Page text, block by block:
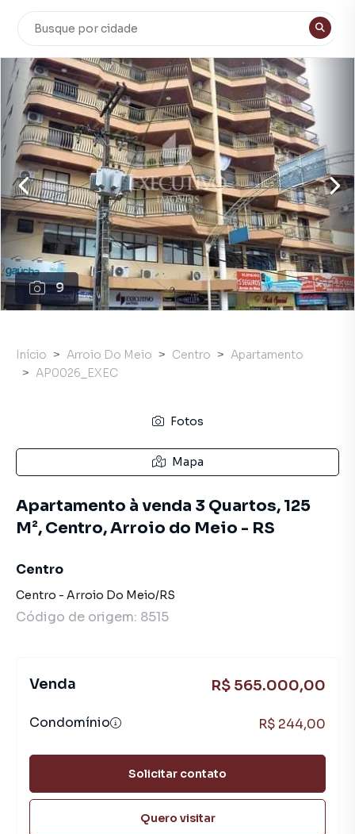
9
Início Arroio Do Meio Centro
Apartamento
AP0026_EXEC
Fotos
Mapa
Apartamento à venda 3 Quartos, 125
M², Centro, Arroio do Meio - RS
Centro
Centro - Arroio Do Meio/RS
Código de origem: 8515
Venda R$ 565.000,00
Condomínio R$ 244,00
Solicitar contato
Quero visitar